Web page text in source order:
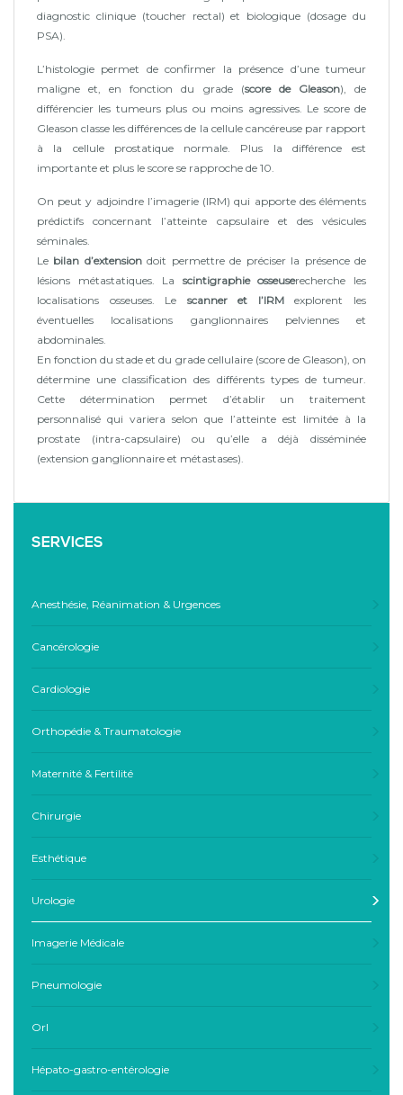
diagnostic clinique (toucher rectal) et biologique (dosage du
PSA).
L’histologie permet de confirmer la présence d’une tumeur
maligne et, en fonction du grade (score de Gleason), de
différencier les tumeurs plus ou moins agressives. Le score de
Gleason classe les différences de la cellule cancéreuse par rapport
à la cellule prostatique normale. Plus la différence est
importante et plus le score se rapproche de 10.
On peut y adjoindre l’imagerie (IRM) qui apporte des éléments
prédictifs concernant l’atteinte capsulaire et des vésicules
séminales.
Le bilan d’extensiondoit permettre de préciser la présence de
lésions métastatiques. La scintigraphie osseuserecherche les
localisations osseuses. Le scanner et l’IRMexplorent les
éventuelles localisations ganglionnaires pelviennes et
abdominales.
En fonction du stade et du grade cellulaire (score de Gleason), on
détermine une classification des différents types de tumeur.
Cette détermination permet d’établir un traitement
personnalisé qui variera selon que l’atteinte est limitée à la
prostate (intra-capsulaire) ou qu’elle a déjà disséminée
(extension ganglionnaire et métastases).
SERVICES
Anesthésie, Réanimation & Urgences
Cancérologie
Cardiologie
Orthopédie & Traumatologie
Maternité & Fertilité
Chirurgie
Esthétique
Urologie
Imagerie Médicale
Pneumologie
Orl
Hépato-gastro-entérologie